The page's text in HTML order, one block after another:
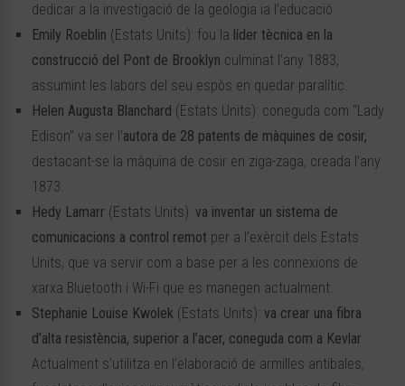
dedicar a la investigació de la geologia ia l’educació.
Emily Roeblin (Estats Units): fou la líder tècnica en la
construcció del Pont de Brooklyn culminat l’any 1883,
assumint les labors del seu espòs en quedar paralític.
Helen Augusta Blanchard (Estats Units): coneguda com “Lady
Edison” va ser l’autora de 28 patents de màquines de cosir,
destacant-se la màquina de cosir en ziga-zaga, creada l’any
1873.
Hedy Lamarr (Estats Units): va inventar un sistema de
comunicacions a control remot per a l’exèrcit dels Estats
Units, que va servir com a base per a les connexions de
xarxa Bluetooth i Wi-Fi que es manegen actualment.
Stephanie Louise Kwolek (Estats Units): va crear una fibra
d’alta resistència, superior a l’acer, coneguda com a Kevlar.
Actualment s’utilitza en l’elaboració de armilles antibales,